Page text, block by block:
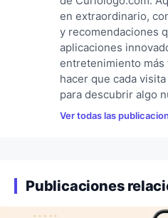
en extraordinario,
y recomendaciones
aplicaciones
entretenimiento más
hacer que cada
para descubrir algo
Ver todas las
Publicaciones